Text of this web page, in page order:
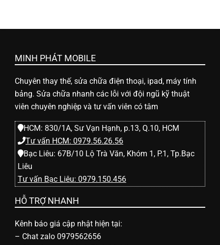
i
l
e
-
S
ử
a
c
MINH PHÁT MOBILE
Chuyên thay thế, sửa chữa điện thoại, ipad, máy tính
bảng. Sửa chữa nhanh các lỗi với đội ngũ kỹ thuật
viên chuyên nghiệp và tư vấn viên có tâm
HCM: 830/1A, Sư Vạn Hạnh, p.13, Q.10, HCM
Tư vấn HCM: 0979.56.26.56
Bạc Liêu: 67B/10 Lộ Trà Văn, Khóm 1, P.1, Tp.Bạc
Liêu
Tư vấn Bạc Liêu: 0979.150.456
HỖ TRỢ NHANH
Kênh báo giá cập nhật hiện tại:
– Chat zalo 0979562656